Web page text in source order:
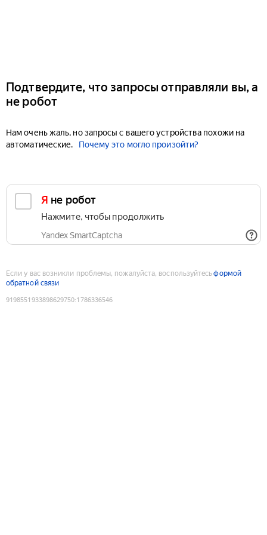
Подтвердите, что запросы отправляли вы, а
не робот
Нам очень жаль, но запросы с вашего устройства похожи на
автоматические.
Почему это могло произойти?
Я не робот
Нажмите, чтобы продолжить
Yandex SmartCaptcha
Если у вас возникли проблемы, пожалуйста, воспользуйтесьформой
обратной связи
9198551933898629750:1786336546